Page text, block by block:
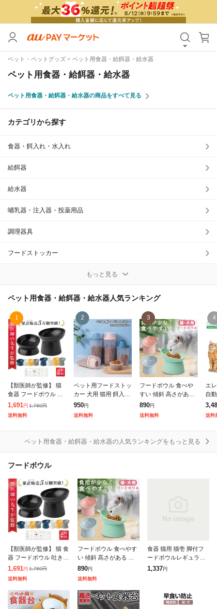
ペット・ペットグッズ ペット用食器・給餌器・給水器
ペット用食器・給餌器・給水器
ペット用食器・給餌器・給水器の商品をすべて見る
カテゴリから探す
食器・餌入れ・水入れ
給餌器
給水器
哺乳器・注入器・投薬用品
調理器具
フードストッカー
その他食器・給餌器・給水器もっと見る
ペット用食器・給餌器・給水器人気ランキング
1
【獣医師が監修】 猫
食器 フードボウル 吐
き戻し防止 犬 ペット
ボウル ペット食器 餌
1,691円 1,780円
送料無料
2
ペット用フードストッ
カー 犬用 猫用 餌入れ
保存容器 エサ保管 貯
蔵 密閉 イヌ ネコ 大容
950円
送料無料
3
フードボウル 食べや
すい 傾斜 高さがある
おしゃれ 猫 犬 食器 餌
入れ ペット 猫用食器
890円
送料無料
4
エ
自
フ
ル
送料
ペット用食器・給餌器・給水器の人気ランキングをもっと見る
フードボウル
【獣医師が監修】 猫 食
器 フードボウル 吐き戻
し防止 犬 ペットボウル
ペット食器 餌皿 エサ皿
軽減
1,691円 1,780円
送料無料
フードボウル 食べやす
い 傾斜 高さがある お
しゃれ 猫 犬 食器 餌入
れ ペット 猫用食器 猫
猫皿
890円
送料無料
食器 猫用 猫壱 脚付フ
ードボウルレギュラー
えさいれ 餌入れ ねこい
器 レンジ
1,337円
カテゴリ すべて
価格
Pontaパス特典対象すべて
サンキュー配送対象
除外ワード